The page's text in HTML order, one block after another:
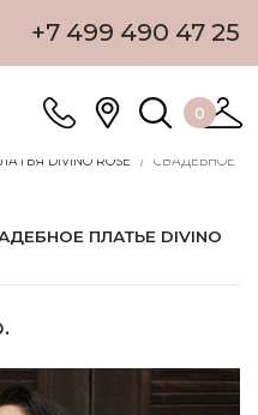
+7 499 490 47 25
0
DIVINO ROSE
СВАДЕБНОЕ
ПЛАТЬЕ DIVINO